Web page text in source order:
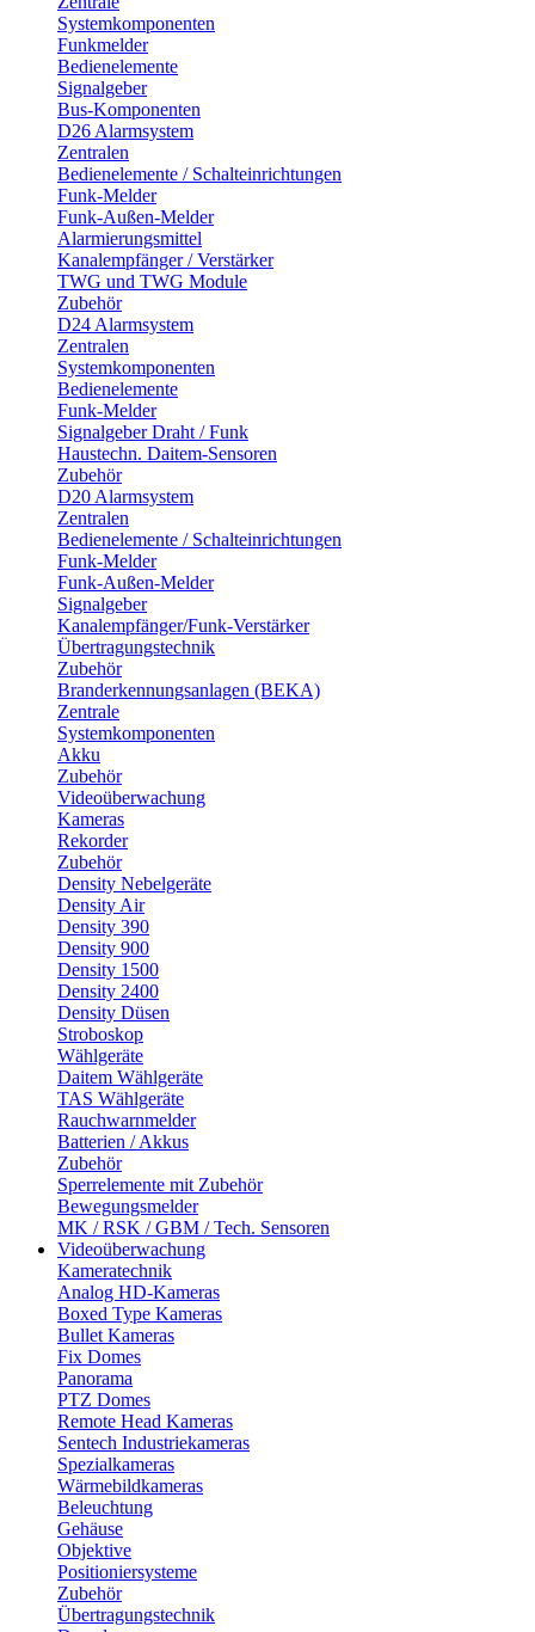
Systemkomponenten
Funkmelder
Bedienelemente
Signalgeber
Bus-Komponenten
D26 Alarmsystem
Zentralen
Bedienelemente / Schalteinrichtungen
Funk-Melder
Funk-Außen-Melder
Alarmierungsmittel
Kanalempfänger / Verstärker
TWG und TWG Module
Zubehör
D24 Alarmsystem
Zentralen
Systemkomponenten
Bedienelemente
Funk-Melder
Signalgeber Draht / Funk
Haustechn. Daitem-Sensoren
Zubehör
D20 Alarmsystem
Zentralen
Bedienelemente / Schalteinrichtungen
Funk-Melder
Funk-Außen-Melder
Signalgeber
Kanalempfänger/Funk-Verstärker
Übertragungstechnik
Zubehör
Branderkennungsanlagen (BEKA)
Zentrale
Systemkomponenten
Akku
Zubehör
Videoüberwachung
Kameras
Rekorder
Zubehör
Density Nebelgeräte
Density Air
Density 390
Density 900
Density 1500
Density 2400
Density Düsen
Stroboskop
Wählgeräte
Daitem Wählgeräte
TAS Wählgeräte
Rauchwarnmelder
Batterien / Akkus
Zubehör
Sperrelemente mit Zubehör
Bewegungsmelder
MK / RSK / GBM / Tech. Sensoren
Videoüberwachung
Kameratechnik
Analog HD-Kameras
Boxed Type Kameras
Bullet Kameras
Fix Domes
Panorama
PTZ Domes
Remote Head Kameras
Sentech Industriekameras
Spezialkameras
Wärmebildkameras
Beleuchtung
Gehäuse
Objektive
Positioniersysteme
Zubehör
Übertragungstechnik